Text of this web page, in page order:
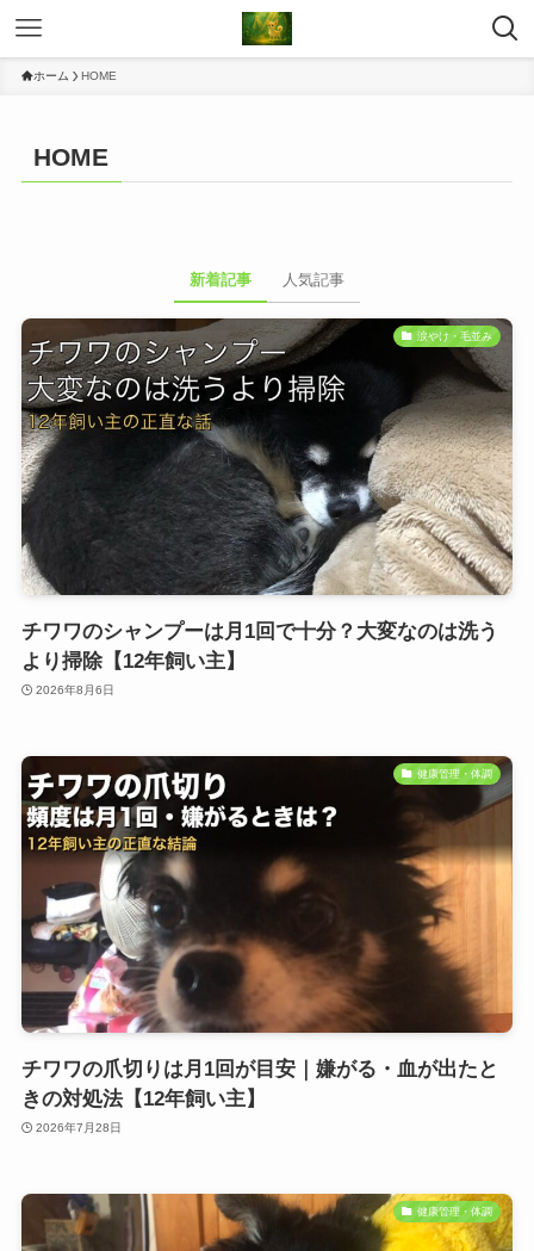
ホーム HOME
HOME
新着記事 人気記事
涙やけ・毛並み
チワワのシャンプーは月1回で十分？大変なのは洗う
より掃除【12年飼い主】
2026年8月6日
健康管理・体調
チワワの爪切りは月1回が目安｜嫌がる・血が出たと
きの対処法【12年飼い主】
2026年7月28日
健康管理・体調